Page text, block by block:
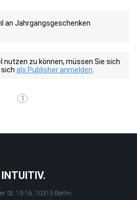
an Jahrgangsgeschenken
nutzen zu können, müssen Sie sich
als Publisher anmelden
1
St. 15-16, 10315 Berlin